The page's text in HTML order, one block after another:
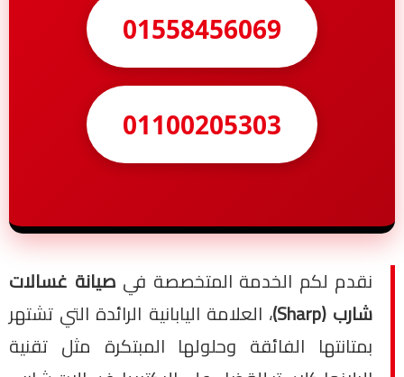
01558456069
01100205303
نقدم لكم الخدمة المتخصصة في صيانة غسالات
شارب (Sharp)
، العلامة اليابانية الرائدة التي تشتهر
بمتانتها الفائقة وحلولها المبتكرة مثل تقنية